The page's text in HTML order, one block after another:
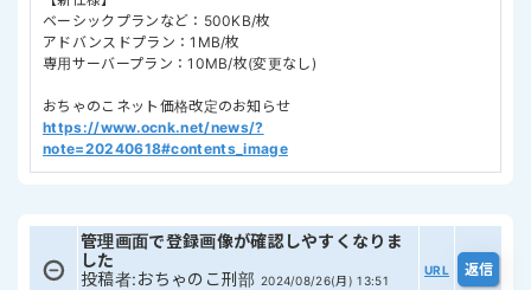
ベーシックプランなど：500KB/枚
アドバンスドプラン：1MB/枚
専用サーバープラン：10MB/枚(変更なし)
おちゃのこネット価格改定のお知らせ
https://www.ocnk.net/news/?
note=20240618#contents_image
管理画面で登録画像が確認しやすくなりま
した
投稿者:おちゃのこ刑部 2024/08/26(月) 13:51
URL